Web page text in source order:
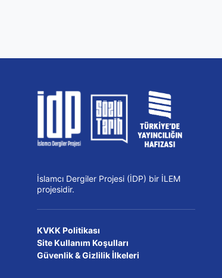
İslamcı Dergiler Projesi (İDP) bir İLEM
projesidir.
KVKK Politikası
Site Kullanım Koşulları
Güvenlik & Gizlilik İlkeleri